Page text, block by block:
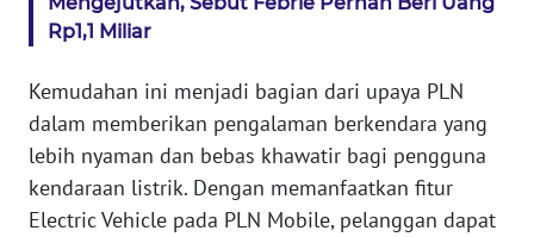
Rp1,1 Miliar
Kemudahan ini menjadi bagian dari upaya PLN
dalam memberikan pengalaman berkendara yang
lebih nyaman dan bebas khawatir bagi pengguna
kendaraan listrik. Dengan memanfaatkan fitur
Electric Vehicle pada PLN Mobile, pelanggan dapat
JABAR
WN
BANTEN
WN